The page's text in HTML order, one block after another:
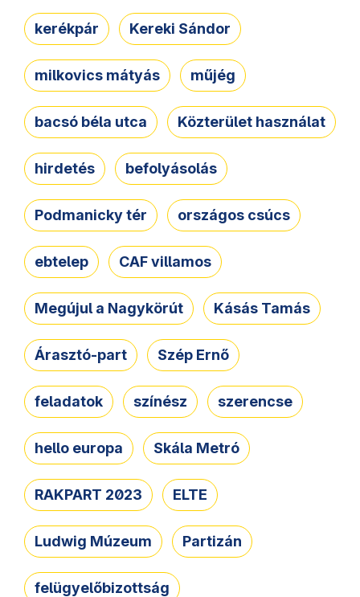
kerékpár Kereki Sándor
milkovics mátyás műjég
bacsó béla utca Közterület használat
hirdetés befolyásolás
Podmanicky tér országos csúcs
ebtelep CAF villamos
Megújul a Nagykörút Kásás Tamás
Árasztó-part Szép Ernő
feladatok színész szerencse
hello europa Skála Metró
RAKPART 2023 ELTE
Ludwig Múzeum Partizán
felügyelőbizottság